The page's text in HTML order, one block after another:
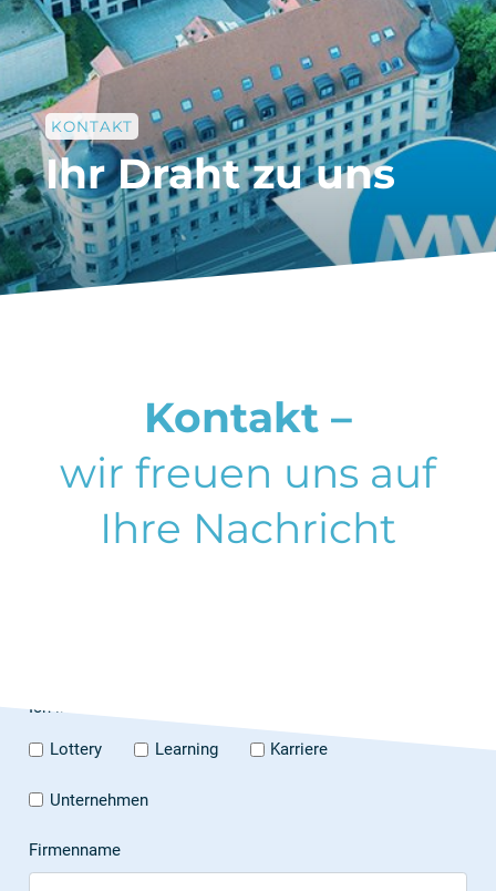
KONTAKT
Ihr Draht zu uns
Kontakt –
wir freuen uns auf
Ihre Nachricht
Ich interessiere mich für folgende Themen:
Lottery Learning Karriere
Unternehmen
Firmenname